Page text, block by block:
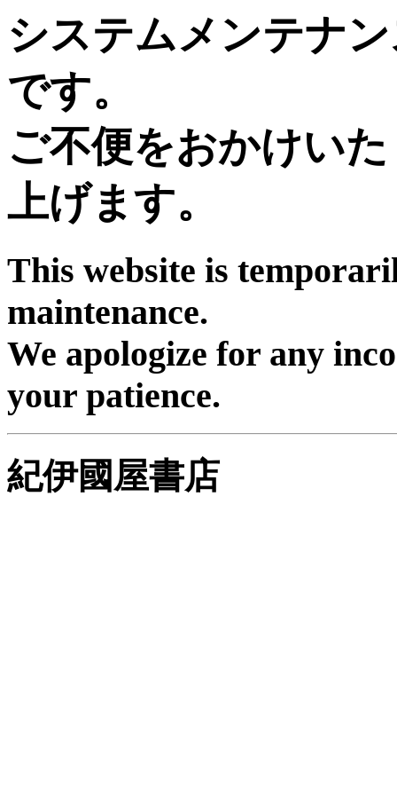
システムメンテナ
です。
ご不便をおかけい
上げます。
This website is
maintenance.
We apologize for any
your patience.
紀伊國屋書店